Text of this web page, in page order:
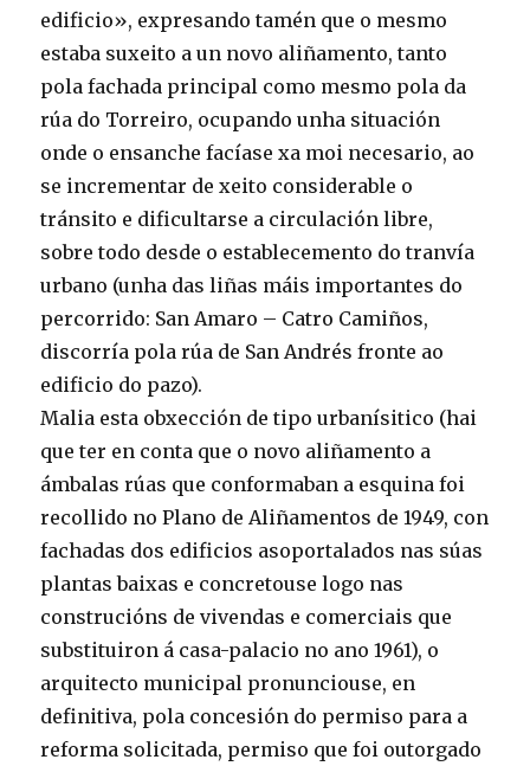
edificio», expresando tamén que o mesmo
estaba suxeito a un novo aliñamento, tanto
pola fachada principal como mesmo pola da
rúa do Torreiro, ocupando unha situación
onde o ensanche facíase xa moi necesario, ao
se incrementar de xeito considerable o
tránsito e dificultarse a circulación libre,
sobre todo desde o establecemento do tranvía
urbano (unha das liñas máis importantes do
percorrido: San Amaro – Catro Camiños,
discorría pola rúa de San Andrés fronte ao
edificio do pazo).
Malia esta obxección de tipo urbanísitico (hai
que ter en conta que o novo aliñamento a
ámbalas rúas que conformaban a esquina foi
recollido no Plano de Aliñamentos de 1949, con
fachadas dos edificios asoportalados nas súas
plantas baixas e concretouse logo nas
construcións de vivendas e comerciais que
substituiron á casa-palacio no ano 1961), o
arquitecto municipal pronunciouse, en
definitiva, pola concesión do permiso para a
reforma solicitada, permiso que foi outorgado